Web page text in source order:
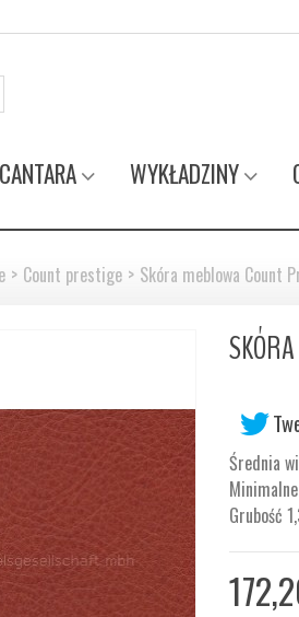
WYKŁADZINY
> Count prestige > Skóra meblowa Count
Średnia
Grubość